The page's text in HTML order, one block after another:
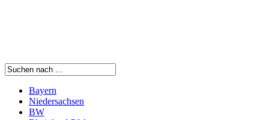
Bayern
Niedersachsen
BW